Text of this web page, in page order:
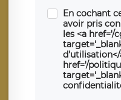
En cochant
avoir pris
les <a href='/
d'utilisation</
href='/